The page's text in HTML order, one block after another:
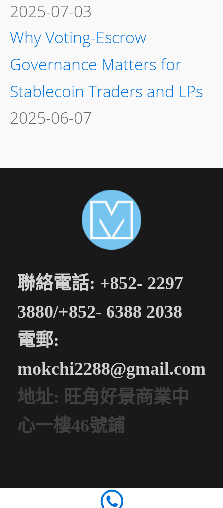
2025-07-03
Why Voting-Escrow
Governance Matters for
Stablecoin Traders and LPs
2025-06-07
聯絡電話: +852- 2297
3880/+852- 6388 2038
電郵:
mokchi2288@gmail.com
地址: 旺角好景商業中
心一樓46號鋪